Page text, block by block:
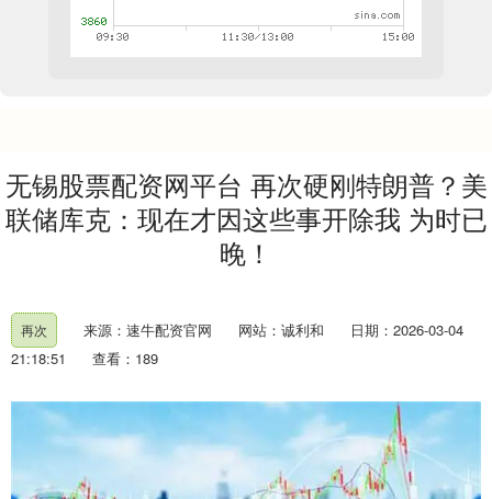
无锡股票配资网平台 再次硬刚特朗普？美
联储库克：现在才因这些事开除我 为时已
晚！
再次 来源：速牛配资官网 网站：诚利和
日期：2026-03-04
21:18:51
查看：189